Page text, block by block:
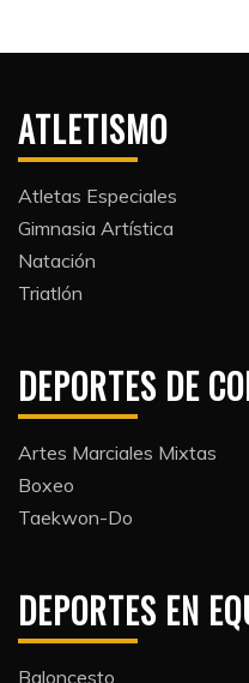
ATLETISMO
Atletas Especiales
Gimnasia Artística
Natación​
Triatlón​
DEPORTES DE
Artes Marciales Mixtas
Boxeo
Taekwon-Do
DEPORTES EN
Baloncesto